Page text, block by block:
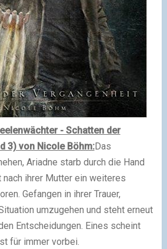
- Schatten der
3) von Nicole Böhm:Das
Ariadne starb durch die Hand
ihrer Mutter ein weiteres
Gefangen in ihrer Trauer,
umzugehen und steht erneut
Entscheidungen. Eines scheint
für immer vorbei.